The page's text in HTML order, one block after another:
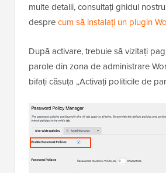
multe detalii, consultați ghidul
desprecum să instalați un plugin
După activare, trebuie să vizitați
parole din zona de administrare
bifați căsuța „Activați politicile de